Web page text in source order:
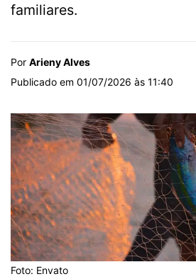
familiares.
Por Arieny Alves
Publicado em 01/07/2026 às 11:40
Foto: Envato